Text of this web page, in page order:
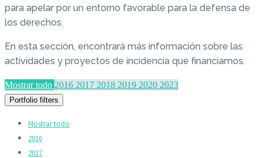
para apelar por un entorno favorable para la defensa de
los derechos.
En esta sección, encontrará más información sobre las
actividades y proyectos de incidencia que financiamos.
Mostrar todo 2016 2017 2018 2019 2020 2023
Portfolio filters
Mostrar todo
2016
2017